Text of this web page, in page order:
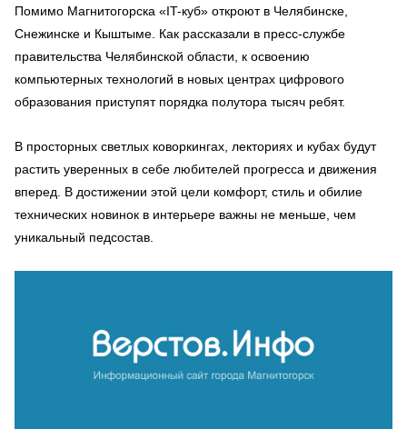
Помимо Магнитогорска «IT-куб» откроют в Челябинске,
Снежинске и Кыштыме. Как рассказали в пресс-службе
правительства Челябинской области, к освоению
компьютерных технологий в новых центрах цифрового
образования приступят порядка полутора тысяч ребят.
В просторных светлых коворкингах, лекториях и кубах будут
растить уверенных в себе любителей прогресса и движения
вперед. В достижении этой цели комфорт, стиль и обилие
технических новинок в интерьере важны не меньше, чем
уникальный педсостав.